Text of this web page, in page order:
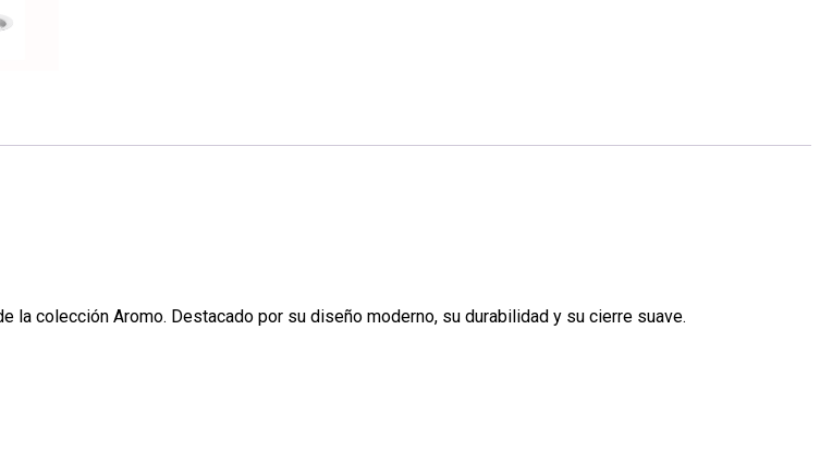
la colección Aromo. Destacado por su diseño moderno, su durabilidad y su cierre suave.